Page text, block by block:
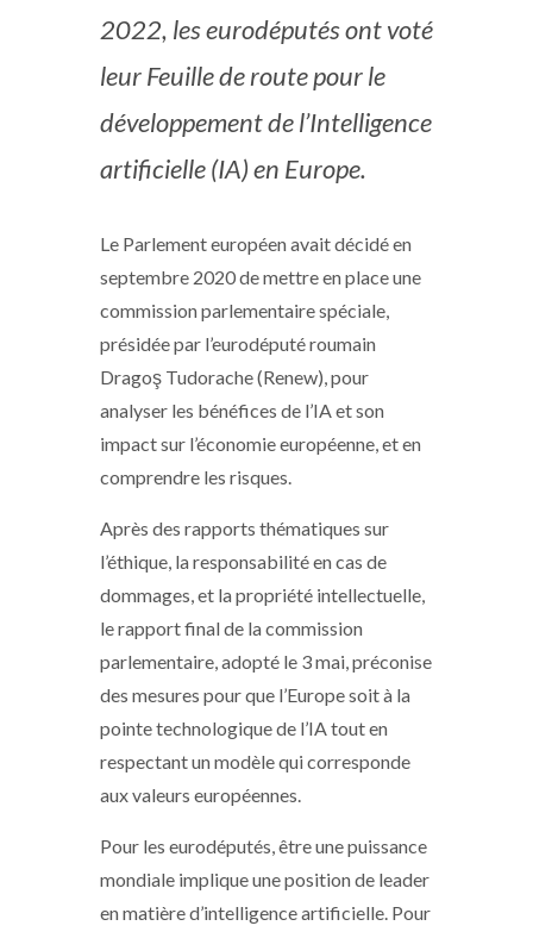
2022, les eurodéputés ont voté
leur Feuille de route pour le
développement de l’Intelligence
artificielle (IA) en Europe.
Le Parlement européen avait décidé en
septembre 2020 de mettre en place une
commission parlementaire spéciale,
présidée par l’eurodéputé roumain
Dragoş Tudorache (Renew), pour
analyser les bénéfices de l’IA et son
impact sur l’économie européenne, et en
comprendre les risques.
Après des rapports thématiques sur
l’éthique, la responsabilité en cas de
dommages, et la propriété intellectuelle,
le rapport final de la commission
parlementaire, adopté le 3 mai, préconise
des mesures pour que l’Europe soit à la
pointe technologique de l’IA tout en
respectant un modèle qui corresponde
aux valeurs européennes.
Pour les eurodéputés, être une puissance
mondiale implique une position de leader
en matière d’intelligence artificielle. Pour